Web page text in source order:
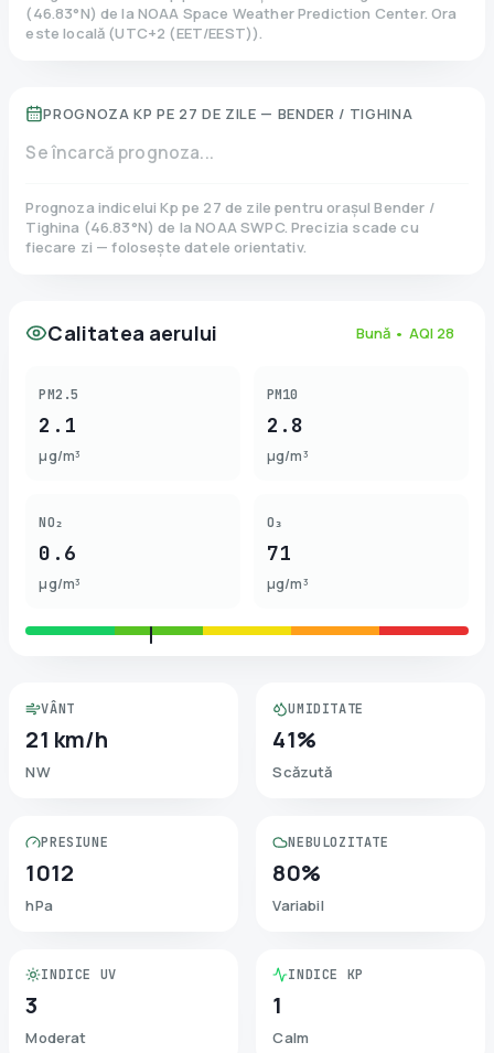
(46.83°N)de la NOAA Space Weather Prediction Center. Ora
este locală (UTC+2 (EET/EEST)).
PROGNOZA KP PE 27 DE ZILE — BENDER / TIGHINA
Se încarcă prognoza...
Prognoza indicelui Kp pe 27 de zile pentru orașul Bender /
Tighina (46.83°N)de la NOAA SWPC. Precizia scade cu
fiecare zi — folosește datele orientativ.
Calitatea aerului Bună • AQI 28
PM2.5
2.1
µg/m³
PM10
2.8
µg/m³
NO₂
0.6
µg/m³
O₃
71
µg/m³
VÂNT
21 km/h
NW
UMIDITATE
41%
Scăzută
PRESIUNE
1012
hPa
NEBULOZITATE
80%
Variabil
INDICE UV
3
Moderat
INDICE KP
1
Calm